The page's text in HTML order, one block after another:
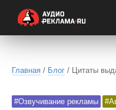
Главная / Блог / Цитаты
#Озвучивание рекламы